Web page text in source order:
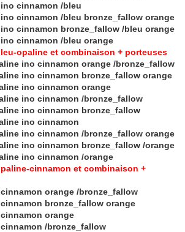
cinnamon /bleu
cinnamon /bleu bronze_fallow orange
cinnamon bronze_fallow /bleu orange
cinnamon /bleu orange
opaline et combinaison + porteuses
ino cinnamon orange /bronze_fallow
ino cinnamon bronze_fallow orange
ino cinnamon orange
ino cinnamon /bronze_fallow
ino cinnamon bronze_fallow
ino cinnamon
ino cinnamon /bronze_fallow orange
ino cinnamon bronze_fallow /orange
ino cinnamon /orange
cinnamon et combinaison +
orange /bronze_fallow
bronze_fallow orange
orange
/bronze_fallow